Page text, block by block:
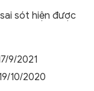
sót hiện được
9/2021
10/2020